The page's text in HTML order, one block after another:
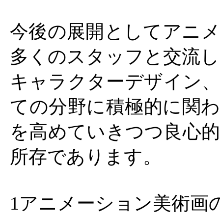
今後の展開としてアニ
多くのスタッフと交流
キャラクターデザイン
ての分野に積極的に関
を高めていきつつ良心
所存であります。
1アニメーション美術画